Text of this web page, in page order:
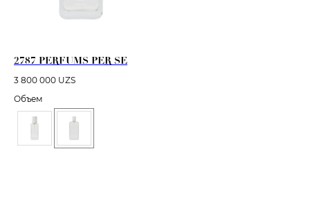
2787 PERFUMS PER SE
3 800 000 UZS
Объем